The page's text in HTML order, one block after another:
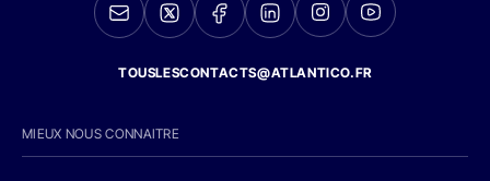
TOUSLESCONTACTS@ATLANTICO.FR
MIEUX NOUS CONNAITRE